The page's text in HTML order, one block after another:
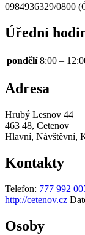
0984936329/0800
Úřední
pondělí 8:00 –
Adresa
Hrubý Lesnov 44
463 48, Cetenov
Hlavní, Návštěvní,
Kontakty
Telefon: 777 992
http://cetenov.cz
Osoby